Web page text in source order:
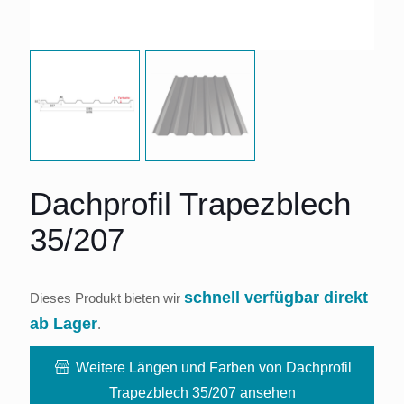
Dachprofil Trapezblech
35/207
Dieses Produkt bieten wir schnell verfügbar direkt
ab Lager.
Weitere Längen und Farben von Dachprofil
Trapezblech 35/207 ansehen